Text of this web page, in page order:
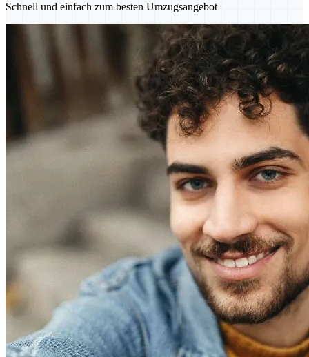
Schnell und einfach zum besten Umzugsangebot